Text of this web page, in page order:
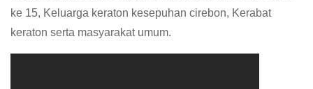
ke 15, Keluarga keraton kesepuhan cirebon, Kerabat
keraton serta masyarakat umum.